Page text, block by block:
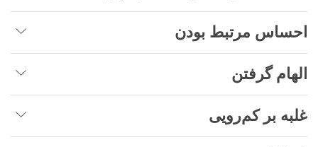
احساس مرتبط بودن
الهام گرفتن
غلبه بر کم‌رویی